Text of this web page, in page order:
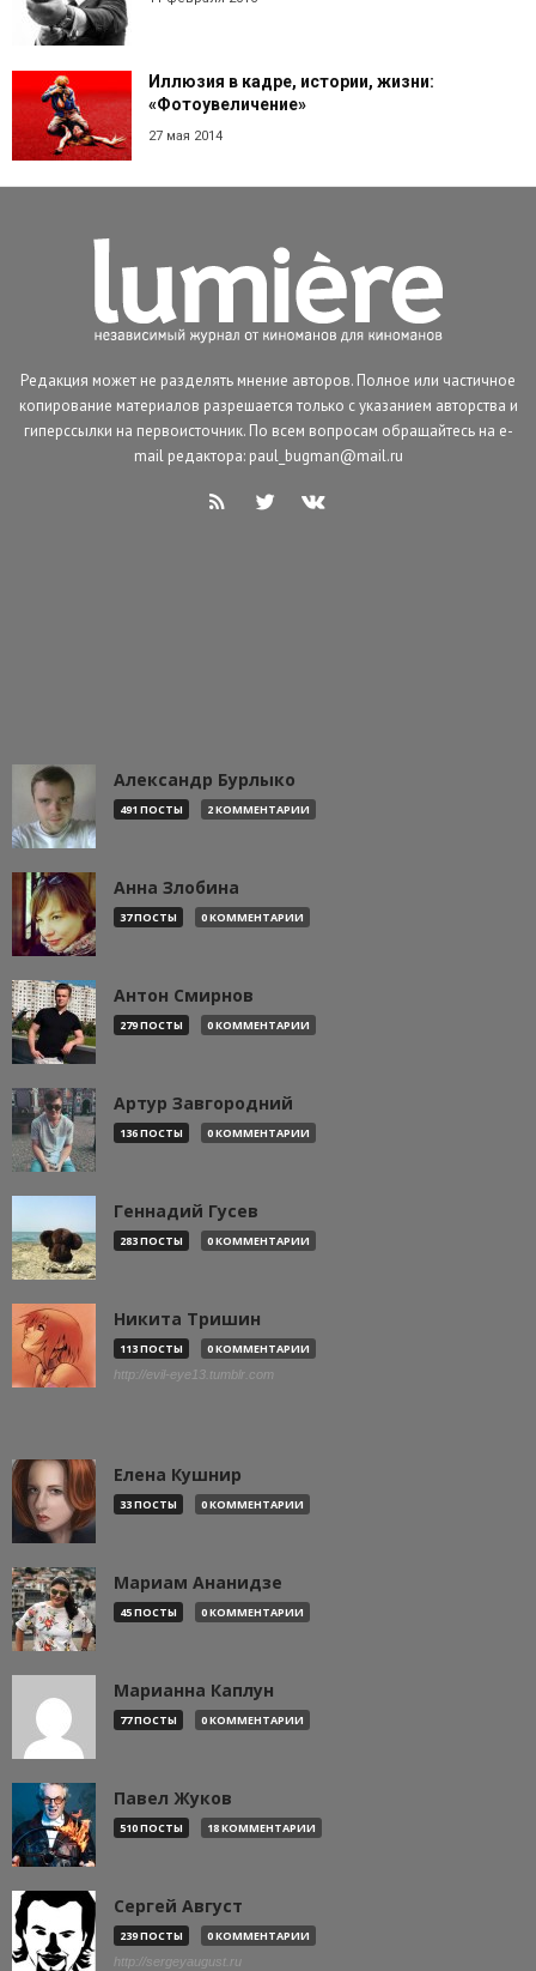
Иллюзия в кадре, истории, жизни:
«Фотоувеличение»
27 мая 2014
Редакция может не разделять мнение авторов. Полное или частичное
копирование материалов разрешается только с указанием авторства и
гиперссылки на первоисточник. По всем вопросам обращайтесь на e-
mail редактора: paul_bugman@mail.ru
Александр Бурлыко
491 ПОСТЫ 2 КОММЕНТАРИИ
Анна Злобина
37 ПОСТЫ 0 КОММЕНТАРИИ
Антон Смирнов
279 ПОСТЫ 0 КОММЕНТАРИИ
Артур Завгородний
136 ПОСТЫ 0 КОММЕНТАРИИ
Геннадий Гусев
283 ПОСТЫ 0 КОММЕНТАРИИ
Никита Тришин
113 ПОСТЫ 0 КОММЕНТАРИИ
http://evil-eye13.tumblr.com
Елена Кушнир
33 ПОСТЫ 0 КОММЕНТАРИИ
Мариам Ананидзе
45 ПОСТЫ 0 КОММЕНТАРИИ
Марианна Каплун
77 ПОСТЫ 0 КОММЕНТАРИИ
Павел Жуков
510 ПОСТЫ 18 КОММЕНТАРИИ
Сергей Август
239 ПОСТЫ 0 КОММЕНТАРИИ
http://sergeyaugust.ru